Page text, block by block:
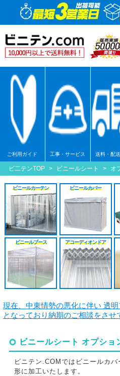
ご利用ガイド 工事・サービス 送料・配
ビ二テンTOP > ビニールシート > オ
ビニールカーテン ビニールカバー
ビニールブース アコーディオンドア
現在、中東情勢の悪化に伴い 透
となっており納期のご相談をさせ
ビニールシート オプショ
ビニテン.COMではビニールカ
形に加工いたします。